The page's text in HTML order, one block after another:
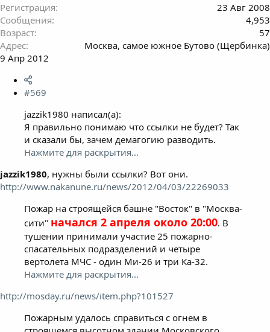
Регистрация
23 Авг 2008
Сообщения
4,953
Возраст
57
Адрес
Москва, самое южное Бутово (Щербинка)
9 Апр 2012
#569
jazzik1980 написал(а):
Я правильно понимаю что ссылки не будет? Так
и сказали бы, зачем демагогию разводить.
Нажмите для раскрытия...
jazzik1980, нужны были ссылки? Вот они.
http://www.nakanune.ru/news/2012/04/03/22269033
Пожар на строящейся башне "Восток" в "Москва-
сити" начался 2 апреля около 20:00. В
тушении принимали участие 25 пожарно-
спасательных подразделений и четыре
вертолета МЧС - один Ми-26 и три Ка-32.
Нажмите для раскрытия...
http://mosday.ru/news/item.php?101527
Пожарным удалось справиться с огнем в